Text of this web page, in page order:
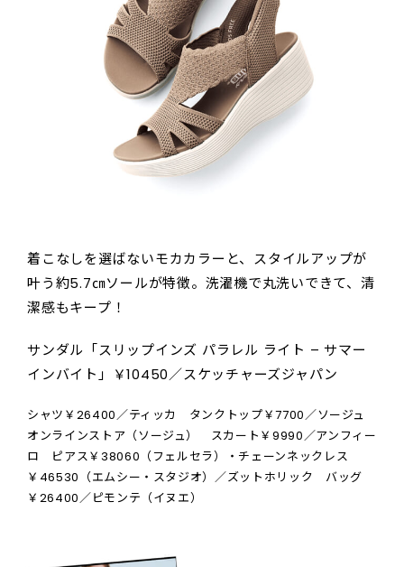
着こなしを選ばないモカカラーと、スタイルアップが
叶う約5.7㎝ソールが特徴。洗濯機で丸洗いできて、清
潔感もキープ！
サンダル「スリップインズ パラレル ライト – サマー
インバイト」￥10450／スケッチャーズジャパン
シャツ￥26400／ティッカ タンクトップ￥7700／ソージュ
オンラインストア（ソージュ） スカート￥9990／アンフィー
ロ ピアス￥38060（フェルセラ）・チェーンネックレス
￥46530（エムシー・スタジオ）／ズットホリック バッグ
￥26400／ピモンテ（イヌエ）